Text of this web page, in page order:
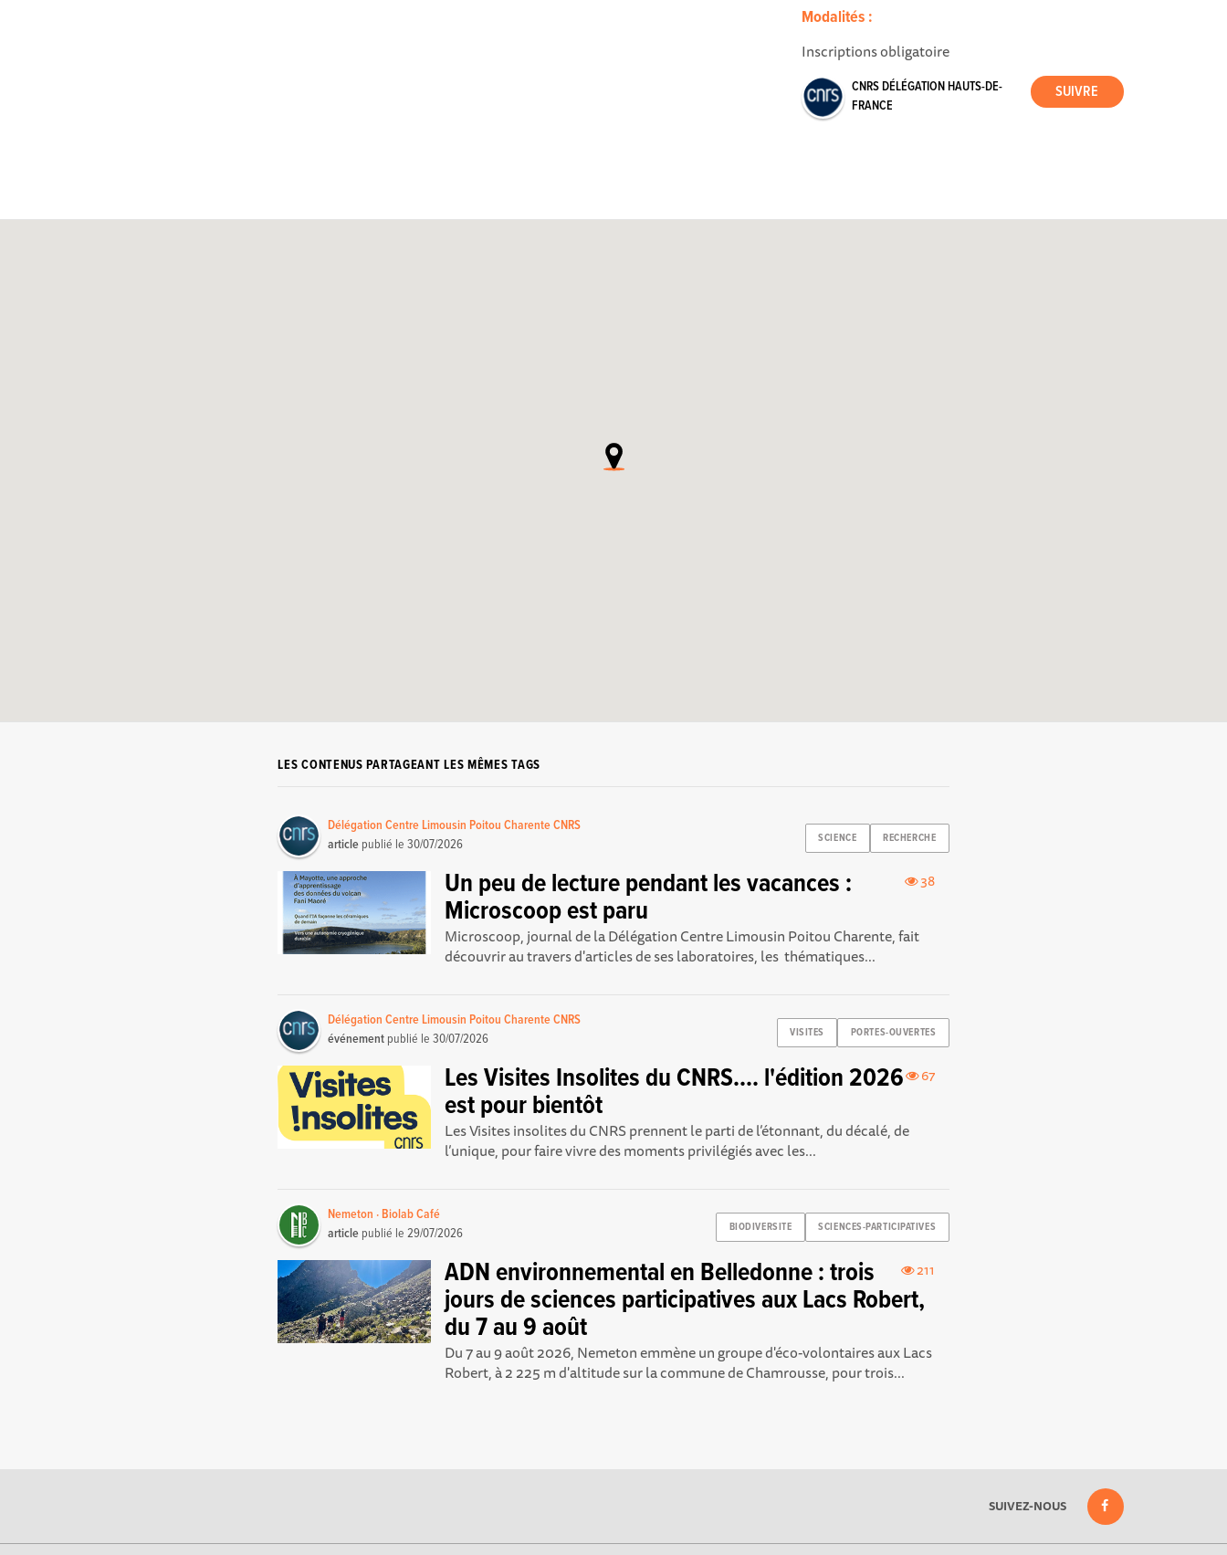
Modalités :
Inscriptions obligatoire
CNRS DÉLÉGATION HAUTS-DE-
FRANCE
LES CONTENUS PARTAGEANT LES MÊMES TAGS
SCIENCE RECHERCHE
Délégation Centre Limousin Poitou Charente CNRS
article publié le30/07/2026
38
Un peu de lecture pendant les vacances :
Microscoop est paru
Microscoop, journal de la Délégation Centre Limousin Poitou Charente, fait
découvrir au travers d'articles de ses laboratoires, les thématiques...
VISITES PORTES-OUVERTES
Délégation Centre Limousin Poitou Charente CNRS
événement publié le30/07/2026
67
Les Visites Insolites du CNRS.... l'édition 2026
est pour bientôt
Les Visites insolites du CNRS prennent le parti de l’étonnant, du décalé, de
l’unique, pour faire vivre des moments privilégiés avec les...
BIODIVERSITE SCIENCES-PARTICIPATIVES
Nemeton · Biolab Café
article publié le29/07/2026
211
ADN environnemental en Belledonne : trois
jours de sciences participatives aux Lacs Robert,
du 7 au 9 août
Du 7 au 9 août 2026, Nemeton emmène un groupe d'éco-volontaires aux Lacs
Robert, à 2 225 m d'altitude sur la commune de Chamrousse, pour trois...
SUIVEZ-NOUS